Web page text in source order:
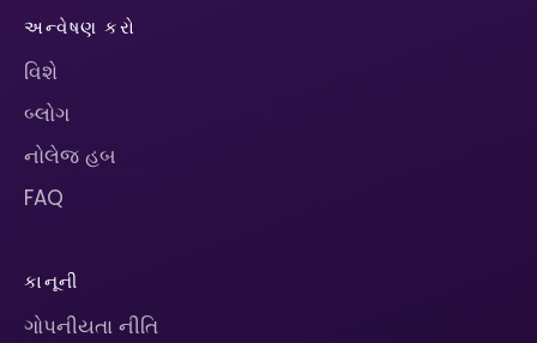
અન્વેષણ કરો
વિશે
બ્લોગ
નોલેજ હબ
FAQ
કાનૂની
ગોપનીયતા નીતિ